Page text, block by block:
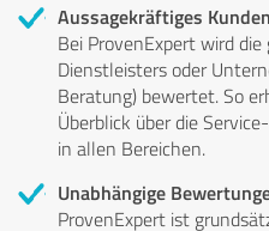
Aussagekräftiges
Bei ProvenExpert wird
Dienstleisters oder
Beratung) bewertet. So
Überblick über die
in allen Bereichen.
Unabhängige
ProvenExpert ist